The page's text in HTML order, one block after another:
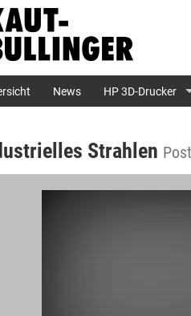
News HP 3D-Drucker
Strahlen